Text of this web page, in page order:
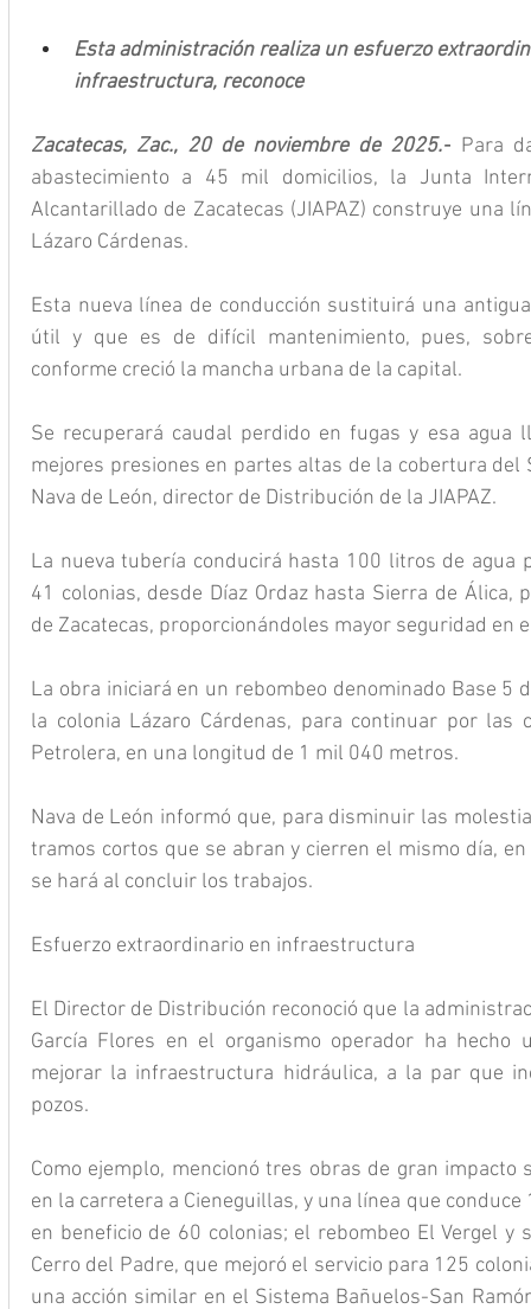
Esta administración realiza un esfuerzo
infraestructura, reconoce
Zacatecas, Zac., 20 de noviembre de 2025.- Para
abastecimiento a 45 mil domicilios, la Junta
Alcantarillado de Zacatecas (JIAPAZ) construye una
Lázaro Cárdenas.
Esta nueva línea de conducción sustituirá una
útil y que es de difícil mantenimiento, pues,
conforme creció la mancha urbana de la capital.
Se recuperará caudal perdido en fugas y esa agua
mejores presiones en partes altas de la cobertura del
Nava de León, director de Distribución de la JIAPAZ.
La nueva tubería conducirá hasta 100 litros de agua
41 colonias, desde Díaz Ordaz hasta Sierra de Álica,
de Zacatecas, proporcionándoles mayor seguridad en
La obra iniciará en un rebombeo denominado Base 5
la colonia Lázaro Cárdenas, para continuar por las
Petrolera, en una longitud de 1 mil 040 metros.
Nava de León informó que, para disminuir las
tramos cortos que se abran y cierren el mismo día,
se hará al concluir los trabajos.
Esfuerzo extraordinario en infraestructura
El Director de Distribución reconoció que la
García Flores en el organismo operador ha hecho
mejorar la infraestructura hidráulica, a la par que
pozos.
Como ejemplo, mencionó tres obras de gran impacto
en la carretera a Cieneguillas, y una línea que
en beneficio de 60 colonias; el rebombeo El Vergel y
Cerro del Padre, que mejoró el servicio para 125
una acción similar en el Sistema Bañuelos-San